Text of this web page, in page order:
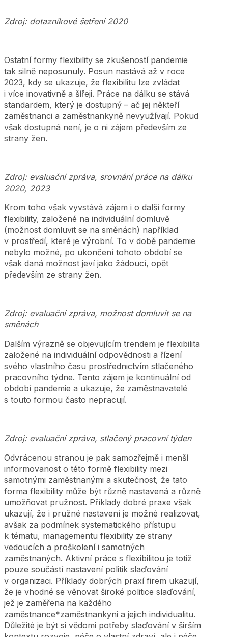
Zdroj: dotazníkové šetření 2020
Ostatní formy flexibility se zkušeností pandemie
tak silně neposunuly. Posun nastává až v roce
2023, kdy se ukazuje, že flexibilitu lze zvládat
i více inovativně a šířeji. Práce na dálku se stává
standardem, který je dostupný – ač jej někteří
zaměstnanci a zaměstnankyně nevyužívají. Pokud
však dostupná není, je o ni zájem především ze
strany žen.
Zdroj: evaluační zpráva, srovnání práce na dálku
2020, 2023
Krom toho však vyvstává zájem i o další formy
flexibility, založené na individuální domluvě
(možnost domluvit se na směnách) například
v prostředí, které je výrobní. To v době pandemie
nebylo možné, po ukončení tohoto období se
však daná možnost jeví jako žádoucí, opět
především ze strany žen.
Zdroj: evaluační zpráva, možnost domluvit se na
směnách
Dalším výrazně se objevujícím trendem je flexibilita
založené na individuální odpovědnosti a řízení
svého vlastního času prostřednictvím stlačeného
pracovního týdne. Tento zájem je kontinuální od
období pandemie a ukazuje, že zaměstnavatelé
s touto formou často nepracují.
Zdroj: evaluační zpráva, stlačený pracovní týden
Odvrácenou stranou je pak samozřejmě i menší
informovanost o této formě flexibility mezi
samotnými zaměstnanými a skutečnost, že tato
forma flexibility může být různě nastavená a různě
umožňovat pružnost. Příklady dobré praxe však
ukazují, že i pružné nastavení je možné realizovat,
avšak za podmínek systematického přístupu
k tématu, managementu flexibility ze strany
vedoucích a proškolení i samotných
zaměstnaných. Aktivní práce s flexibilitou je totiž
pouze součástí nastavení politik slaďování
v organizaci. Příklady dobrých praxí firem ukazují,
že je vhodné se věnovat široké politice slaďování,
jež je zaměřena na každého
zaměstnance*zaměstnankyni a jejich individualitu.
Důležité je být si vědomi potřeby slaďování v širším